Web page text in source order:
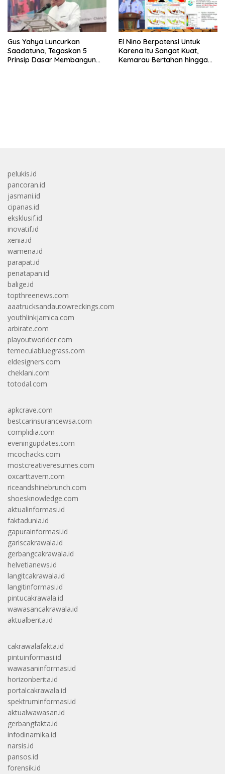
Gus Yahya Luncurkan
Saadatuna, Tegaskan 5
Prinsip Dasar Membangun
El Nino Berpotensi Untuk
Karena Itu Sangat Kuat,
Kemarau Bertahan hingga
pelukis.id
pancoran.id
jasmani.id
cipanas.id
eksklusif.id
inovatif.id
xenia.id
wamena.id
parapat.id
penatapan.id
balige.id
topthreenews.com
aaatrucksandautowreckings.com
youthlinkjamica.com
arbirate.com
playoutworlder.com
temeculabluegrass.com
eldesigners.com
cheklani.com
totodal.com
apkcrave.com
bestcarinsurancewsa.com
complidia.com
eveningupdates.com
mcochacks.com
mostcreativeresumes.com
oxcarttavern.com
riceandshinebrunch.com
shoesknowledge.com
aktualinformasi.id
faktadunia.id
gapurainformasi.id
gariscakrawala.id
gerbangcakrawala.id
helvetianews.id
langitcakrawala.id
langitinformasi.id
pintucakrawala.id
wawasancakrawala.id
aktualberita.id
cakrawalafakta.id
pintuinformasi.id
wawasaninformasi.id
horizonberita.id
portalcakrawala.id
spektruminformasi.id
aktualwawasan.id
gerbangfakta.id
infodinamika.id
narsis.id
pansos.id
forensik.id